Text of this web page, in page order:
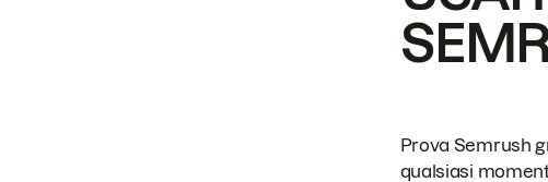
Prova Semrush
qualsiasi